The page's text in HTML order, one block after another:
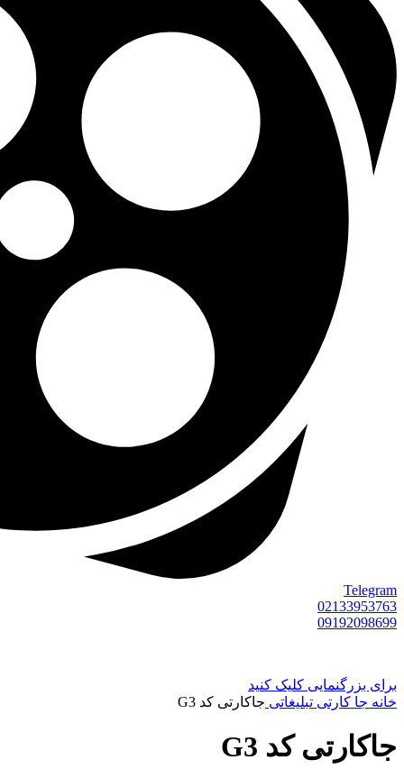
Telegram
02133953763
09192098699
برای بزرگنمایی کلیک کنید
خانه جا کارتی تبلیغاتی جاکارتی کد G3
جاکارتی کد G3